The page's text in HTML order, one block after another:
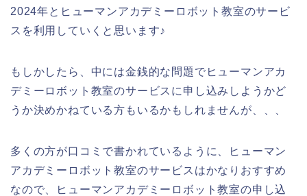
2024年とヒューマンアカデミーロボット教室のサービ
スを利用していくと思います♪
もしかしたら、中には金銭的な問題でヒューマンアカ
デミーロボット教室のサービスに申し込みしようかど
うか決めかねている方もいるかもしれませんが、、、
多くの方が口コミで書かれているように、ヒューマン
アカデミーロボット教室のサービスはかなりおすすめ
なので、ヒューマンアカデミーロボット教室の申し込